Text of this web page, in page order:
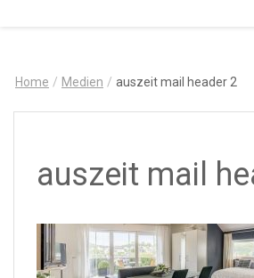
Art
&
Design
Home / Medien / auszeit mail header 2
auszeit mail